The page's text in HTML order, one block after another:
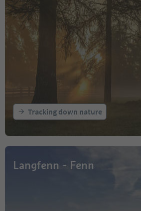
Tracking down nature
Langfenn - Fenn